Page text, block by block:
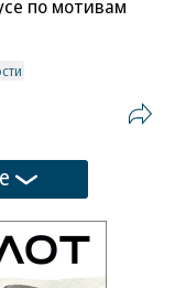
по мотивам